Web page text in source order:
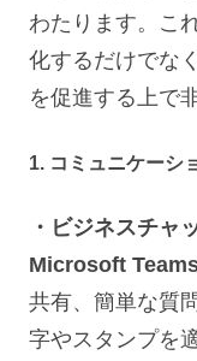
わたります。こ
化するだけでな
を促進する上で
1. コミュニケーシ
・ビジネスチャ
Microsoft Teams
共有、簡単な質
字やスタンプを